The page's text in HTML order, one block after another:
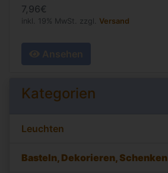
7,96€
inkl. 19% MwSt. zzgl. Versand
Ansehen
Kategorien
Leuchten
Basteln, Dekorieren, Schenken